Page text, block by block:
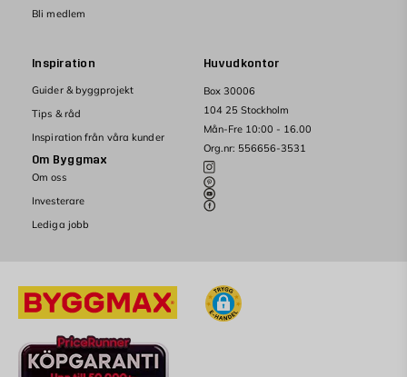
Huvudkontor
Box 30006
104 25 Stockholm
Mån-Fre 10:00 - 16.00
Org.nr: 556656-3531
Bli medlem
Inspiration
Guider & byggprojekt
Tips & råd
Inspiration från våra kunder
Om Byggmax
Om oss
Investerare
Lediga jobb